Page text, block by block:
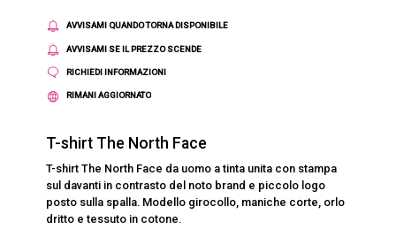
AVVISAMI QUANDO TORNA DISPONIBILE
AVVISAMI SE IL PREZZO SCENDE
RICHIEDI INFORMAZIONI
RIMANI AGGIORNATO
T-shirt The North Face
T-shirt The North Face da uomo a tinta unita con stampa
sul davanti in contrasto del noto brand e piccolo logo
posto sulla spalla. Modello girocollo, maniche corte, orlo
dritto e tessuto in cotone.